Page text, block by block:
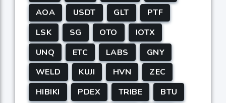
AOA
USDT GLT
PTF
LSK
SG OTO
IOTX
UNQ
ETC LABS
GNY
WELD
KUJI HVN
ZEC
HIBIKI
PDEX TRIBE BTU